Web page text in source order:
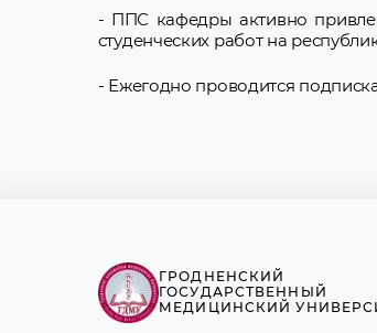
- ППС кафедры активно
студенческих работ на
- Ежегодно проводится
ГРОДНЕНСКИЙ
ГОСУДАРСТВЕННЫЙ
МЕДИЦИНСКИЙ